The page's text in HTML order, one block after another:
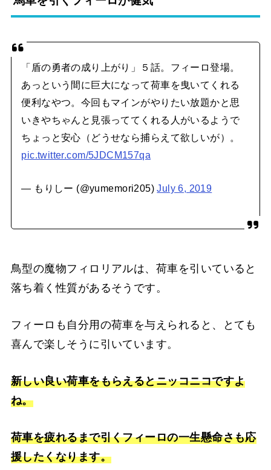
「盾の勇者の成り上がり」５話。フィーロ登場。
あっという間に巨大になって荷車を曳いてくれる
便利なやつ。今回もマインがやりたい放題かと思
いきやちゃんと見張っててくれる人がいるようで
ちょっと安心（どうせなら捕らえて欲しいが）。
pic.twitter.com/5JDCM157qa
— もりしー (@yumemori205)July 6, 2019
鳥型の魔物フィロリアルは、荷車を引いていると
落ち着く性質があるそうです。
フィーロも自分用の荷車を与えられると、とても
喜んで楽しそうに引いています。
新しい良い荷車をもらえるとニッコニコですよ
ね。
荷車を疲れるまで引くフィーロの一生懸命さも応
援したくなります。